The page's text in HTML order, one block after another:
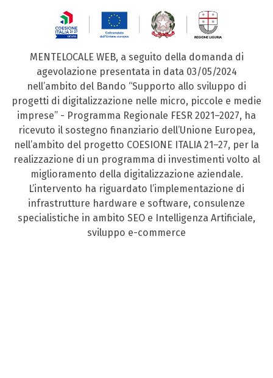
MENTELOCALE WEB, a seguito della domanda di
agevolazione presentata in data 03/05/2024
nell’ambito del Bando “Supporto allo sviluppo di
progetti di digitalizzazione nelle micro, piccole e medie
imprese” - Programma Regionale FESR 2021–2027, ha
ricevuto il sostegno finanziario dell’Unione Europea,
nell’ambito del progetto COESIONE ITALIA 21–27, per la
realizzazione di un programma di investimenti volto al
miglioramento della digitalizzazione aziendale.
L’intervento ha riguardato l’implementazione di
infrastrutture hardware e software, consulenze
specialistiche in ambito SEO e Intelligenza Artificiale,
sviluppo e-commerce